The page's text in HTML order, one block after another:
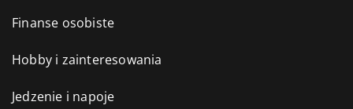
Finanse osobiste
Hobby i zainteresowania
Jedzenie i napoje